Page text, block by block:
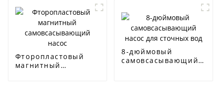
Фторопластовый
магнитный
8-дюймовый
самовсасывающий